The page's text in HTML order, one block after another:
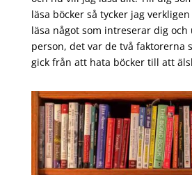
läsa böcker så tycker jag
läsa något som intreserar dig och
person, det var de två faktorerna
gick från att hata böcker till att